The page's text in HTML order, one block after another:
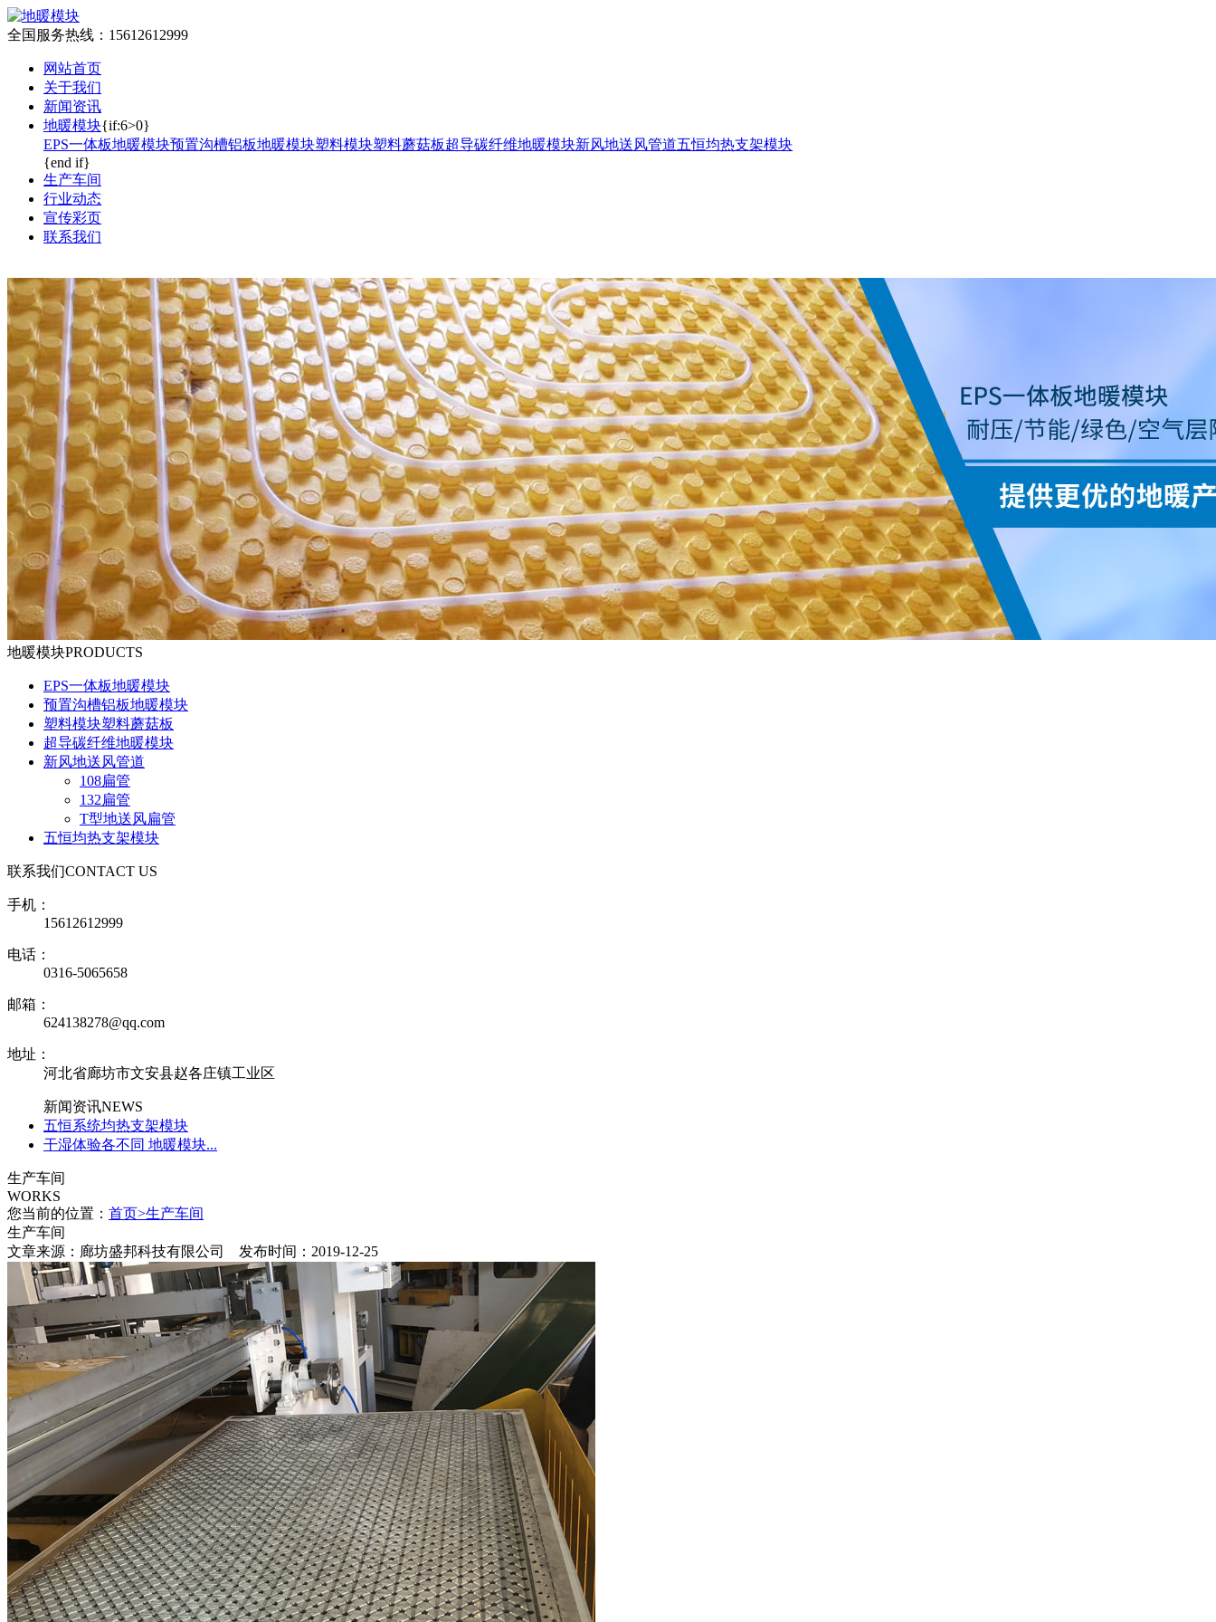
全国服务热线： 15612612999
网站首页
关于我们
新闻资讯
地暖模块{if:6>0}
EPS一体板地暖模块预置沟槽铝板地暖模块塑料模块塑料蘑菇板超导碳纤维地暖模块新风地送风管道五恒均热支架模块
{end if}
生产车间
行业动态
宣传彩页
联系我们
地暖模块PRODUCTS
EPS一体板地暖模块
预置沟槽铝板地暖模块
塑料模块塑料蘑菇板
超导碳纤维地暖模块
新风地送风管道
108扁管
132扁管
T型地送风扁管
五恒均热支架模块
联系我们CONTACT US
手机：
15612612999
电话：
0316-5065658
邮箱：
624138278@qq.com
地址：
河北省廊坊市文安县赵各庄镇工业区
新闻资讯NEWS
五恒系统均热支架模块
干湿体验各不同 地暖模块...
生产车间
WORKS
您当前的位置： 首页>生产车间
生产车间
文章来源：廊坊盛邦科技有限公司 发布时间：2019-12-25